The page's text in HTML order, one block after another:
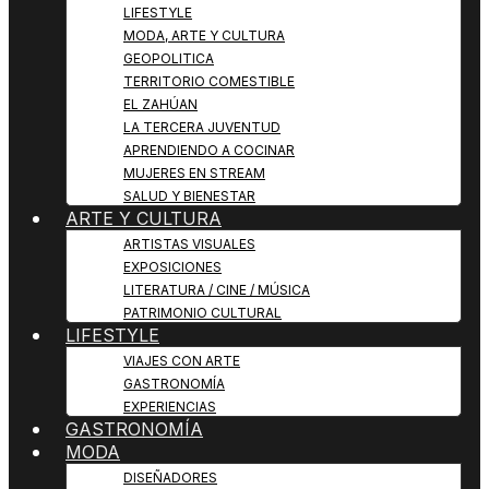
LIFESTYLE
MODA, ARTE Y CULTURA
GEOPOLITICA
TERRITORIO COMESTIBLE
EL ZAHÚAN
LA TERCERA JUVENTUD
APRENDIENDO A COCINAR
MUJERES EN STREAM
SALUD Y BIENESTAR
ARTE Y CULTURA
ARTISTAS VISUALES
EXPOSICIONES
LITERATURA / CINE / MÚSICA
PATRIMONIO CULTURAL
LIFESTYLE
VIAJES CON ARTE
GASTRONOMÍA
EXPERIENCIAS
GASTRONOMÍA
MODA
DISEÑADORES